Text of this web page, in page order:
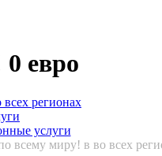
евро
регионах
услуги
всему миру! в во всех